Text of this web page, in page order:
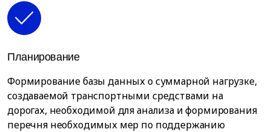
Планирование
Формирование базы данных о суммарной нагрузке,
создаваемой транспортными средствами на
дорогах, необходимой для анализа и формирования
перечня необходимых мер по поддержанию